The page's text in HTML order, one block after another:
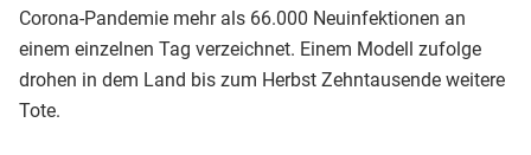
Corona-Pandemie mehr als 66.000 Neuinfektionen an
einem einzelnen Tag verzeichnet. Einem Modell zufolge
drohen in dem Land bis zum Herbst Zehntausende weitere
Tote.